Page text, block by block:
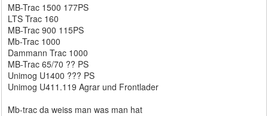
MB-Trac 1500 177PS
LTS Trac 160
MB-Trac 900 115PS
Mb-Trac 1000
Dammann Trac 1000
MB-Trac 65/70 ?? PS
Unimog U1400 ??? PS
Unimog U411.119 Agrar und Frontlader
Mb-trac da weiss man was man hat